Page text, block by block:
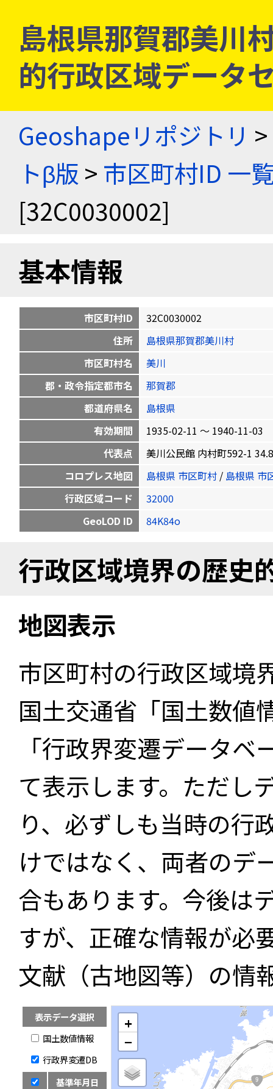
島根県那賀郡美川
的行政区域データ
Geoshapeリポジトリ >
トβ版 > 市区町村ID 一
[32C0030002]
基本情報
市区町村ID
32C0030002
住所
島根県那賀郡美川村
市区町村名
美川
郡・政令指定都市名
那賀郡
都道府県名
島根県
有効期間
1935-02-11 〜 1940-11-03
代表点
美川公民館 内村町592-1
コロプレス地図
島根県 市区町村 / 島根県 市
行政区域コード
32000
GeoLOD ID
84K84o
行政区域境界の歴史
地図表示
市区町村の行政区域境
国土交通省「国土数値
「行政界変遷データ
て表示します。ただし
り、必ずしも当時の行
けではなく、両者のデ
合もあります。今後は
すが、正確な情報が必
文献（古地図等）の情
表示データ選択
国土数値情報
行政界変遷DB
基準年月日
+
−